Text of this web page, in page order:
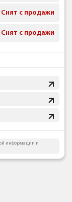
Снят с продажи
Снят с продажи
информации и